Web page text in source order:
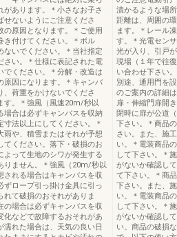
あります。＊‌小さなお子さ
せないようにご注意くださ
の原因となります。＊‌ご使用
き付けてください。＊‌ボル
ないでください。＊‌当社指定
さい。＊‌仕様に表記された電
でください。＊‌分解・改造は
原因になります。＊‌キャンバ
、荷重をかけないでくださ
す。＊‌強風（風速20m/秒以
場合は必ずキャンバスを収納
寸法以上にしてください。＊‌
雨や、積雪またはそれが予想
てください。落下・破損のお
よって生地のシワが発生する
りません。＊‌強風（20m/秒以
される場合はキャンバスを収
ずロープ引っ掛け金具に引っ
て破損のおそれがありま
の場合は必ずキャンバスを収
化などで故障するおそれがあ
濡れた場合は、天気の良い日
漬かるような場
距離は、周囲の
ます。＊レール
す。＊光電セン
光が入り、引戸
現場（１年で往
い合わせ下さい
別途、通用門を
のご案内の詳細
扉・伸縮門扉開
閉時に扉が公道
下さい。＊商品
さい。また、施
い。＊電装商品
して下さい。＊
がないか確認し
て下さい。＊商
下さい。また、
い。＊電装商品
して下さい。＊
がないか確認し
い。商品の破損